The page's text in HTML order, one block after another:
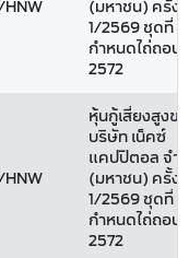
(มหาชน) ครั้งที่
1/2569 ชุดที่ 1
กำหนดไถ่ถอน
2572
หุ้นกู้เสี่ยงสูงข
บริษัท เน็คซ์
แคปปิตอล จำ
(มหาชน) ครั้งที่
1/2569 ชุดที่
กำหนดไถ่ถอน
2572